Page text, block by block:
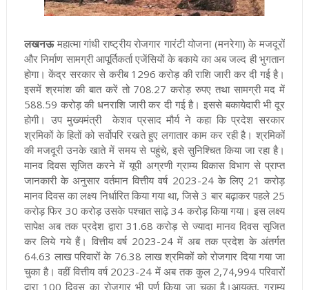
लखनऊमहात्मा गांधी राष्ट्रीय रोजगार गारंटी योजना (मनरेगा) के मजदूरों
और निर्माण सामग्री आपूर्तिकर्ता एजेंसियों के बकाये का अब जल्द ही भुगतान
होगा। केंद्र सरकार से करीब 1296 करोड़ की राशि जारी कर दी गई है।
इसमें श्रमांश की बात करें तो 708.27 करोड़ रुपए तथा सामग्री मद में
588.59 करोड़ की धनराशि जारी कर दी गई है। इससे बकायेदारी भी दूर
होगी। उप मुख्यमंत्री केशव प्रसाद मौर्य ने कहा कि प्रदेश सरकार
श्रमिकों के हितों को सर्वोपरि रखते हुए लगातार काम कर रही है। श्रमिकों
की मजदूरी उनके खाते में समय से पहुंचे, इसे सुनिश्चित किया जा रहा है।
मानव दिवस सृजित करने में यूपी अग्रणी ग्राम्य विकास विभाग से प्राप्त
जानकारी के अनुसार वर्तमान वित्तीय वर्ष 2023-24 के लिए 21 करोड़
मानव दिवस का लक्ष्य निर्धारित किया गया था, जिसे 3 बार बढ़ाकर पहले 25
करोड़ फिर 30 करोड़ उसके पश्चात साढ़े 34 करोड़ किया गया। इस लक्ष्य
सापेक्ष अब तक प्रदेश द्वारा 31.68 करोड़ से ज्यादा मानव दिवस सृजित
कर लिये गये हैं। वित्तीय वर्ष 2023-24 में अब तक प्रदेश के अंतर्गत
64.63 लाख परिवारों के 76.38 लाख श्रमिकों को रोजगार दिया गया जा
चुका है। वहीं वित्तीय वर्ष 2023-24 में अब तक कुल 2,74,994 परिवारों
द्वारा 100 दिवस का रोजगार भी पूर्ण किया जा चुका है।आयुक्त, ग्राम्य